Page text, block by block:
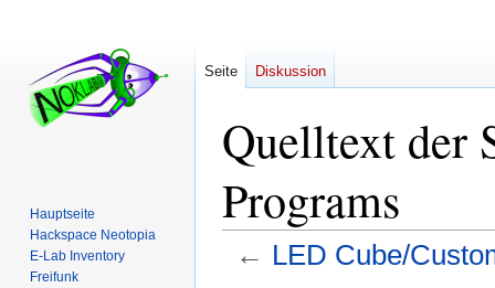
Quelltext der
Programs
← LED Cube/
Seite Diskussion
Hauptseite
Hackspace Neotopia
E-Lab Inventory
Freifunk